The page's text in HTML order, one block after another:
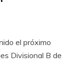
el próximo
Divisional B de